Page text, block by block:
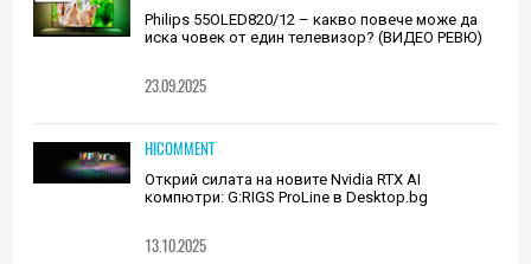
Philips 55OLED820/12 – какво повече може да
иска човек от един телевизор? (ВИДЕО РЕВЮ)
23.09.2025
HICOMMENT
Открий силата на новите Nvidia RTX AI
компютри: G:RIGS ProLine в Desktop.bg
13.10.2025